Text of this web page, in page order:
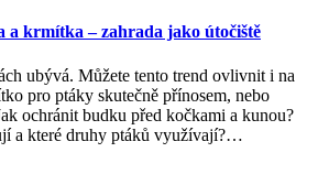
a krmítka – zahrada jako útočiště
ubývá. Můžete tento trend ovlivnit i na
pro ptáky skutečně přínosem, nebo
ochránit budku před kočkami a kunou?
a které druhy ptáků využívají?…